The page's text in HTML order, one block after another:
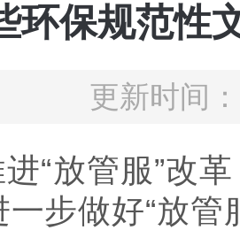
环保规范性
更新时间
“放管服”改
步做好“放